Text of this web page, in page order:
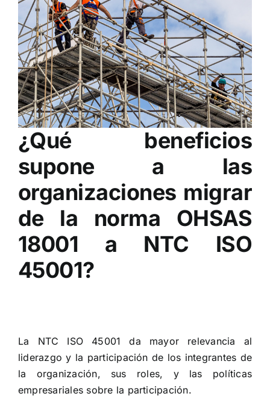
¿Qué beneficios
supone a las
organizaciones migrar
de la norma OHSAS
18001 a NTC ISO
45001?
La NTC ISO 45001 da mayor relevancia al
liderazgo y la participación de los integrantes de
la organización, sus roles, y las políticas
empresariales sobre la participación.